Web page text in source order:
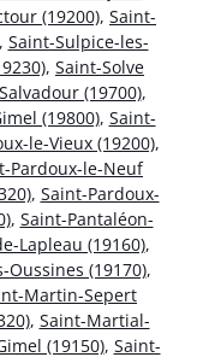
(19200), Saint-
Saint-Sulpice-les-
, Saint-Solve
(19700),
(19800), Saint-
le-Vieux (19200),
Pardoux-le-Neuf
, Saint-Pardoux-
, Saint-Pantaléon-
Lapleau (19160),
(19170),
Martin-Sepert
, Saint-Martial-
(19150), Saint-